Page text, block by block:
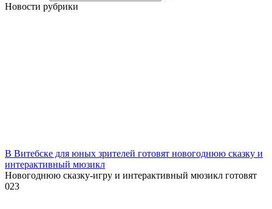
Новости рубрики
В Витебске для юных зрителей готовят новогоднюю сказку и
интерактивный мюзикл
Новогоднюю сказку-игру и интерактивный мюзикл готовят
023